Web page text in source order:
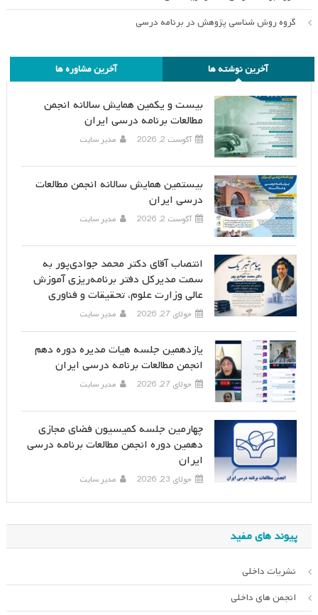
گروه روش شناسی پژوهش در برنامه درسی
آخرین نوشته ها آخرین مشاوره ها
بیست و یکمین همایش سالانه انجمن
مطالعات برنامه درسی ایران
آگوست 2, 2026 مدیر سایت
بیستمین همایش سالانه انجمن مطالعات
درسی ایران
آگوست 2, 2026 مدیر سایت
انتصاب آقای دکتر محمد جوادی‌پور به
سمت مدیرکل دفتر برنامه‌ریزی آموزش
عالی وزارت علوم، تحقیقات و فناوری
جولای 27, 2026 مدیر سایت
یازدهمین جلسه هیات مدیره دوره دهم
انجمن مطالعات برنامه درسی ایران
جولای 27, 2026 مدیر سایت
چهارمین جلسه کمیسیون فضای مجازی
دهمین دوره انجمن مطالعات برنامه درسی
ایران
جولای 23, 2026 مدیر سایت
پیوند های مفید
نشریات داخلی
انجمن های داخلی